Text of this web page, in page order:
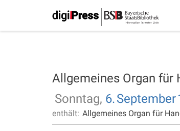
Allgemeines Organ für
Sonntag, 6.September
enthält: Allgemeines Organ für